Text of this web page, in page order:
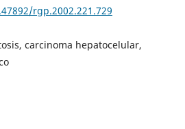
rgp.2002.221.729
carcinoma hepatocelular,